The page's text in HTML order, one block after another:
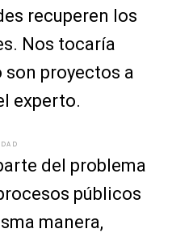
recuperen los
Nos tocaría
son proyectos a
experto.
del problema
públicos
manera,